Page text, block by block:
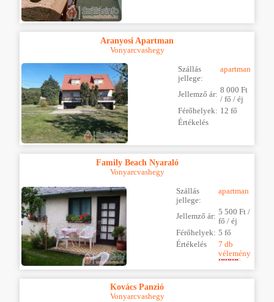
Aranyosi Apartman
Vonyarcvashegy
Szállás
jellege:
apartman
Jellemző ár: 8 000 Ft
/ fő / éj
Férőhelyek: 12 fő
Értékelés
Family Beach Nyaraló
Vonyarcvashegy
Szállás
jellege:
apartman
Jellemző ár: 5 500 Ft /
fő / éj
Férőhelyek: 5 fő
Értékelés
7 db
vélemény
Kovács Panzió
Vonyarcvashegy